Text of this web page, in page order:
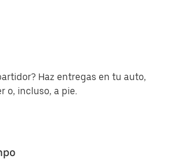
Haz entregas en tu auto,
o, incluso, a pie.